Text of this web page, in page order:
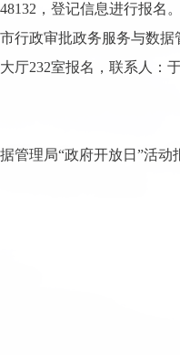
，登记信息进行报名。
行政审批政务服务与数
厅232室报名，联系人：于
管理局“政府开放日”活动